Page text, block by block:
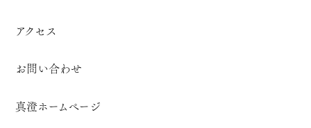
アクセス
お問い合わせ
真澄ホームページ